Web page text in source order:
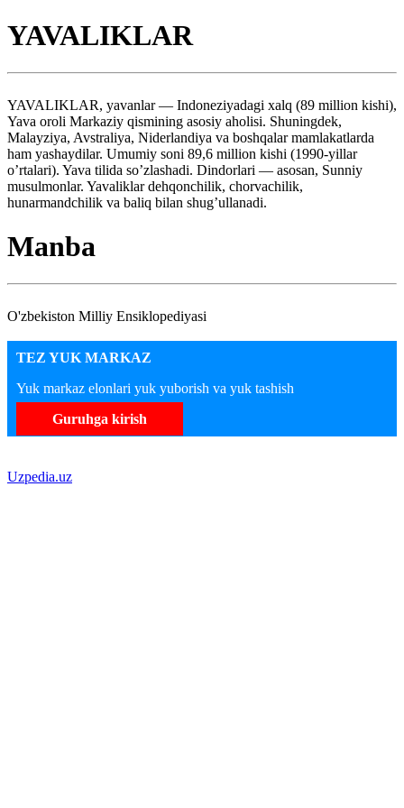
YAVALIKLAR
YAVALIKLAR, yavanlar — Indoneziyadagi xalq (89 million kishi),
Yava oroli Markaziy qismining asosiy aholisi. Shuningdek,
Malayziya, Avstraliya, Niderlandiya va boshqalar mamlakatlarda
ham yashaydilar. Umumiy soni 89,6 million kishi (1990-yillar
o’rtalari). Yava tilida so’zlashadi. Dindorlari — asosan, Sunniy
musulmonlar. Yavaliklar dehqonchilik, chorvachilik,
hunarmandchilik va baliq bilan shug’ullanadi.
Manba
O'zbekiston Milliy Ensiklopediyasi
TEZ YUK MARKAZ
Yuk markaz elonlari yuk yuborish va yuk tashish
Guruhga kirish
Uzpedia.uz